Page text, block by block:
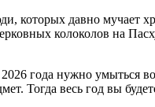
которых давно мучает
колоколов на
года нужно умыться
Тогда весь год вы